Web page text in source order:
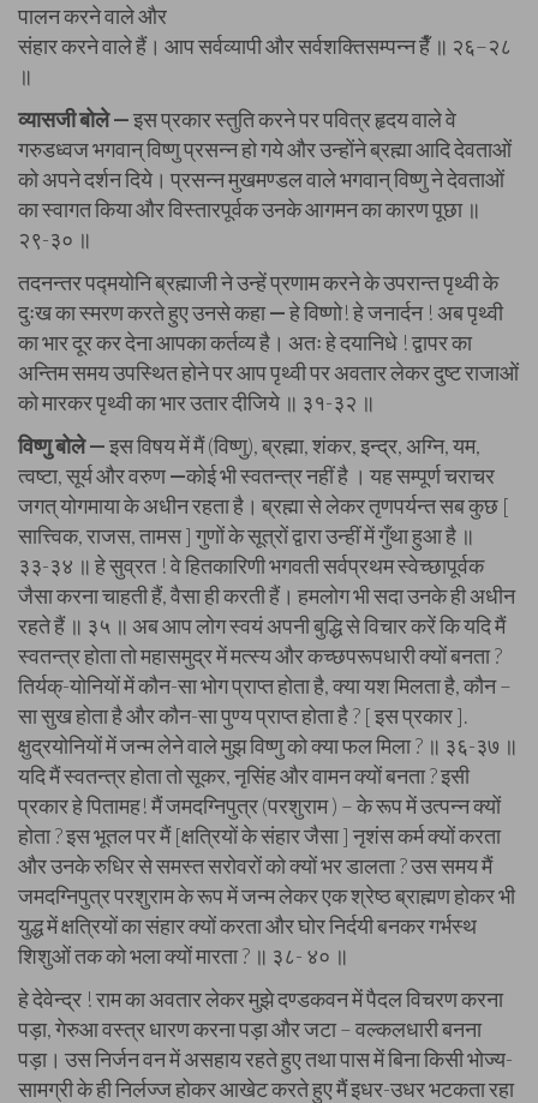
पालन करने वाले और
संहार करने वाले हैं। आप सर्वव्यापी और सर्वशक्तिसम्पन्न हैँ ॥ २६–२८
॥
व्यासजी बोले —इस प्रकार स्तुति करने पर पवित्र हृदय वाले वे
गरुडध्वज भगवान् विष्णु प्रसन्न हो गये और उन्होंने ब्रह्मा आदि देवताओं
को अपने दर्शन दिये। प्रसन्न मुखमण्डल वाले भगवान् विष्णु ने देवताओं
का स्वागत किया और विस्तारपूर्वक उनके आगमन का कारण पूछा ॥
२९-३० ॥
तदनन्तर पद्मयोनि ब्रह्माजी ने उन्हें प्रणाम करने के उपरान्त पृथ्वी के
दुःख का स्मरण करते हुए उनसे कहा—हे विष्णो! हे जनार्दन ! अब पृथ्वी
का भार दूर कर देना आपका कर्तव्य है। अतः हे दयानिधे ! द्वापर का
अन्तिम समय उपस्थित होने पर आप पृथ्वी पर अवतार लेकर दुष्ट राजाओं
को मारकर पृथ्वी का भार उतार दीजिये ॥ ३१-३२ ॥
विष्णु बोले —इस विषय में मैं (विष्णु), ब्रह्मा, शंकर, इन्द्र, अग्नि, यम,
त्वष्टा, सूर्य और वरुण—कोई भी स्वतन्त्र नहीं है । यह सम्पूर्ण चराचर
जगत् योगमाया के अधीन रहता है। ब्रह्मा से लेकर तृणपर्यन्त सब कुछ [
सात्त्विक, राजस, तामस ] गुणों के सूत्रों द्वारा उन्हीं में गुँथा हुआ है ॥
३३-३४ ॥ हे सुव्रत ! वे हितकारिणी भगवती सर्वप्रथम स्वेच्छापूर्वक
जैसा करना चाहती हैं, वैसा ही करती हैं। हमलोग भी सदा उनके ही अधीन
रहते हैं ॥ ३५ ॥ अब आप लोग स्वयं अपनी बुद्धि से विचार करें कि यदि मैं
स्वतन्त्र होता तो महासमुद्र में मत्स्य और कच्छपरूपधारी क्यों बनता ?
तिर्यक्-योनियों में कौन-सा भोग प्राप्त होता है, क्या यश मिलता है, कौन –
सा सुख होता है और कौन-सा पुण्य प्राप्त होता है ? [ इस प्रकार ].
क्षुद्रयोनियों में जन्म लेने वाले मुझ विष्णु को क्या फल मिला ? ॥ ३६-३७ ॥
यदि मैं स्वतन्त्र होता तो सूकर, नृसिंह और वामन क्यों बनता ? इसी
प्रकार हे पितामह! मैं जमदग्निपुत्र (परशुराम ) – के रूप में उत्पन्न क्यों
होता ? इस भूतल पर मैं [क्षत्रियों के संहार जैसा ] नृशंस कर्म क्यों करता
और उनके रुधिर से समस्त सरोवरों को क्यों भर डालता ? उस समय मैं
जमदग्निपुत्र परशुराम के रूप में जन्म लेकर एक श्रेष्ठ ब्राह्मण होकर भी
युद्ध में क्षत्रियों का संहार क्यों करता और घोर निर्दयी बनकर गर्भस्थ
शिशुओं तक को भला क्यों मारता ? ॥ ३८- ४० ॥
हे देवेन्द्र ! राम का अवतार लेकर मुझे दण्डकवन में पैदल विचरण करना
पड़ा, गेरुआ वस्त्र धारण करना पड़ा और जटा – वल्कलधारी बनना
पड़ा। उस निर्जन वन में असहाय रहते हुए तथा पास में बिना किसी भोज्य-
सामग्री के ही निर्लज्ज होकर आखेट करते हुए मैं इधर-उधर भटकता रहा